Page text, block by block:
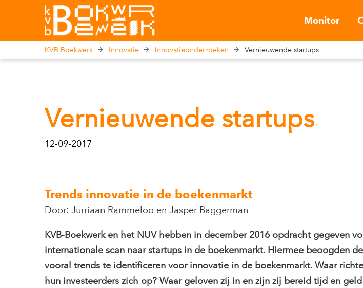
Monitor
KVB Boekwerk Innovatie Innovatieonderzoeken Vernieuwende startups
Vernieuwende startups
12-09-2017
Trends innovatie in de boekenmarkt
Door: Jurriaan Rammeloo en Jasper Baggerman
KVB-Boekwerk en het NUV hebben in december 2016 opdracht gegeven
internationale scan naar startups in de boekenmarkt. Hiermee beoogden
vooral trends te identificeren voor innovatie in de boekenmarkt. Waar
hun investeerders zich op? Waar geloven zij in en zijn zij bereid tijd en